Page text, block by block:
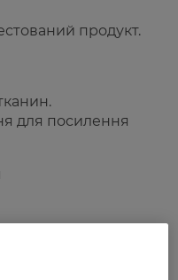
продукт.
для посилення